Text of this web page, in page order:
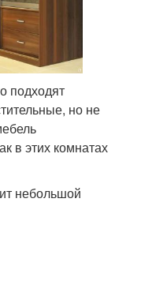
подходят
но не
в этих комнатах
небольшой